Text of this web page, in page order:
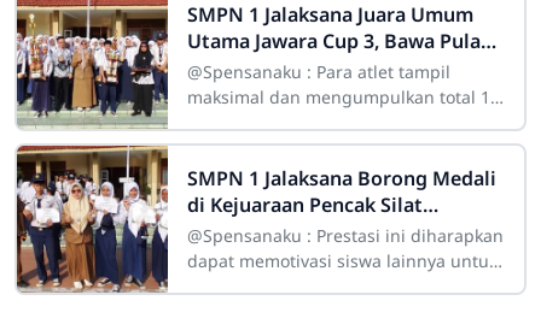
SMPN 1 Jalaksana Juara Umum
Utama Jawara Cup 3, Bawa Pulang
Piala Bergilir Bupati Kuningan
@Spensanaku : Para atlet tampil
maksimal dan mengumpulkan total 15
Bersama Kita Hebat
SMPN 1 Jalaksana Borong Medali
di Kejuaraan Pencak Silat
Kabupaten Kuningan
@Spensanaku : Prestasi ini diharapkan
dapat memotivasi siswa lainnya untuk